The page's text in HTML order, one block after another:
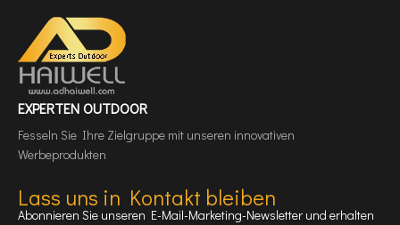
EXPERTEN OUTDOOR
Fesseln Sie Ihre Zielgruppe mit unseren innovativen
Werbeprodukten
Lass uns in Kontakt bleiben
Abonnieren Sie unseren E-Mail-Marketing-Newsletter und erhalten